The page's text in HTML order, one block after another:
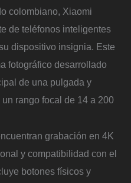
colombiano, Xiaomi
de teléfonos inteligentes
dispositivo insignia. Este
fotográfico desarrollado
de una pulgada y
rango focal de 14 a 200
grabación en 4K
y compatibilidad con el
botones físicos y